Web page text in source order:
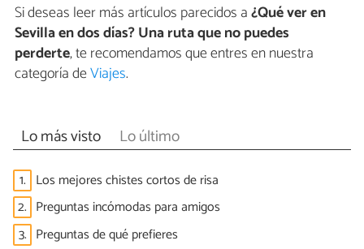
Si deseas leer más artículos parecidos a¿Qué ver en
Sevilla en dos días? Una ruta que no puedes
perderte, te recomendamos que entres en nuestra
categoría deViajes.
Lo más visto Lo último
1. Los mejores chistes cortos de risa
2. Preguntas incómodas para amigos
3. Preguntas de qué prefieres